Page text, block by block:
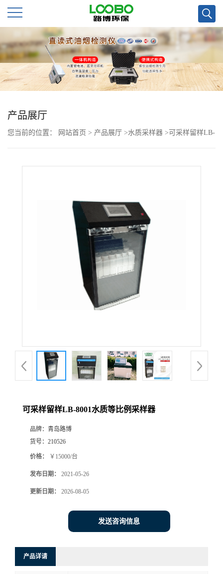
公
司
首
页
公
品
厅
系
产品展厅
您当前的位置： 网站首页 > 产品展厅 >水质采样器 > 可采样留样LB-
可采样留样LB-8001水质等比例采样器
品牌： 青岛路博
货号： 210526
价格： ￥15000/台
发布日期： 2021-05-26
更新日期： 2026-08-05
发送咨询信息
产品详请